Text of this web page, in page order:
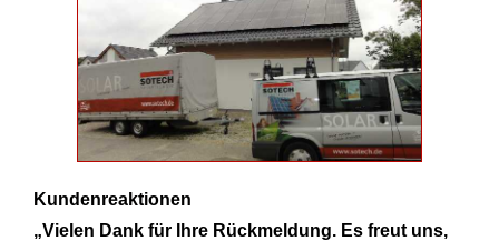
Kundenreaktionen
„Vielen Dank für Ihre Rückmeldung. Es freut uns,